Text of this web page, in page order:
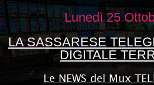
Lunedì 25
LA SASSARESE
DIGITALE
Le NEWS del Mux